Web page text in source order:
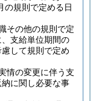
の規則で定める日
その他の規則で定
支給単位期間の
して規則で定め
情の変更に伴う支
に関し必要な事